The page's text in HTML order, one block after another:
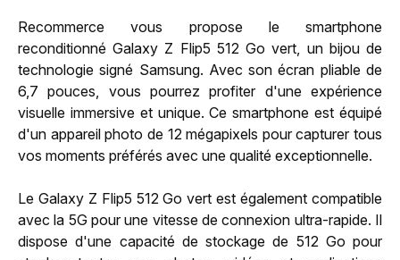
Recommerce vous propose le smartphone
reconditionné Galaxy Z Flip5 512 Go vert, un bijou de
technologie signé Samsung. Avec son écran pliable de
6,7 pouces, vous pourrez profiter d'une expérience
visuelle immersive et unique. Ce smartphone est équipé
d'un appareil photo de 12 mégapixels pour capturer tous
vos moments préférés avec une qualité exceptionnelle.
Le Galaxy Z Flip5 512 Go vert est également compatible
avec la 5G pour une vitesse de connexion ultra-rapide. Il
dispose d'une capacité de stockage de 512 Go pour